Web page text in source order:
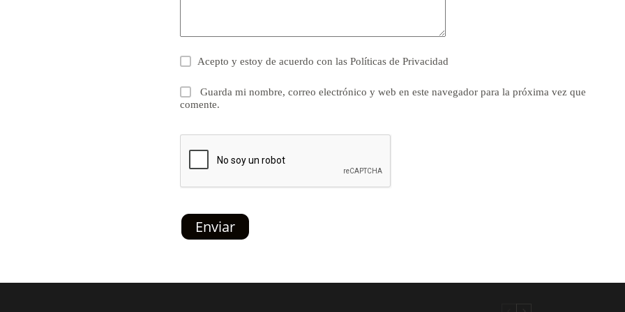
Acepto y estoy de acuerdo con las Políticas de Privacidad
Guarda mi nombre, correo electrónico y web en este navegador para la próxima vez que
comente.
Enviar